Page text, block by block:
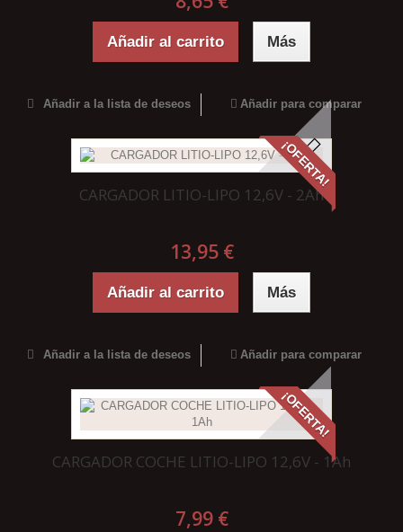
Añadir al carrito Más
Añadir a la lista de deseos Añadir para comparar
¡OFERTA!
CARGADOR LITIO-LIPO 12,6V - 2Ah
13,95 €
Añadir al carrito Más
Añadir a la lista de deseos Añadir para comparar
¡OFERTA!
CARGADOR COCHE LITIO-LIPO 12,6V - 1Ah
7,99 €